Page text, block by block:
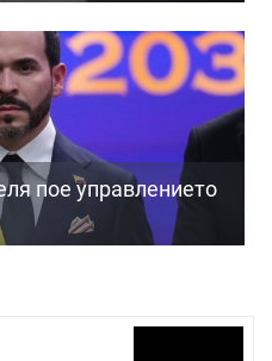
пое управлението